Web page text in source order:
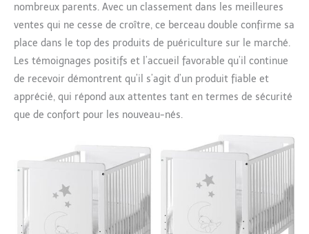
nombreux parents. Avec un classement dans les meilleures
ventes qui ne cesse de croître, ce berceau double confirme sa
place dans le top des produits de puériculture sur le marché.
Les témoignages positifs et l’accueil favorable qu’il continue
de recevoir démontrent qu’il s’agit d’un produit fiable et
apprécié, qui répond aux attentes tant en termes de sécurité
que de confort pour les nouveau-nés.